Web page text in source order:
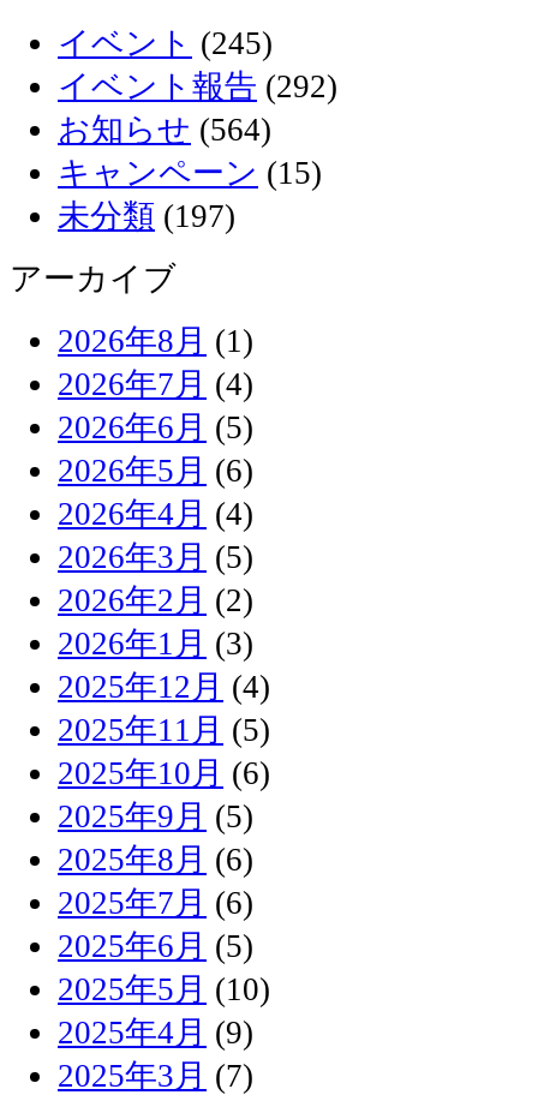
イベント (245)
イベント報告 (292)
お知らせ (564)
キャンペーン (15)
未分類 (197)
アーカイブ
2026年8月 (1)
2026年7月 (4)
2026年6月 (5)
2026年5月 (6)
2026年4月 (4)
2026年3月 (5)
2026年2月 (2)
2026年1月 (3)
2025年12月 (4)
2025年11月 (5)
2025年10月 (6)
2025年9月 (5)
2025年8月 (6)
2025年7月 (6)
2025年6月 (5)
2025年5月 (10)
2025年4月 (9)
2025年3月 (7)